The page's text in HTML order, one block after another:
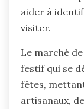
aider à
visiter.
Le marché
festif qui se
fêtes,
artisanaux,